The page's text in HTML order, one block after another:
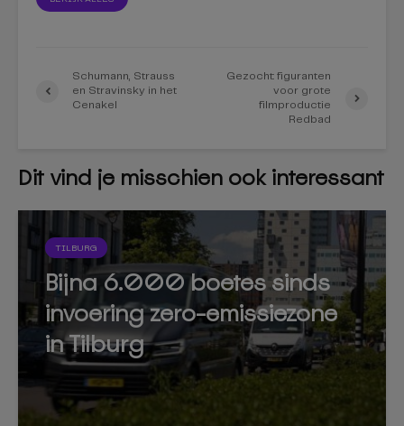
Schumann, Strauss
en Stravinsky in het
Cenakel
Gezocht: figuranten
voor grote
filmproductie
Redbad
Dit vind je misschien ook interessant
TILBURG
Bijna 6.000 boetes sinds
invoering zero-emissiezone
in Tilburg